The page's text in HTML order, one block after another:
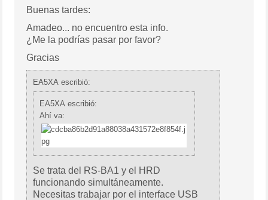
Buenas tardes:
Amadeo... no encuentro esta info.
¿Me la podrías pasar por favor?
Gracias
EA5XA escribió:
EA5XA escribió:
Ahí va:
Se trata del RS-BA1 y el HRD
funcionando simultáneamente.
Necesitas trabajar por el interface USB